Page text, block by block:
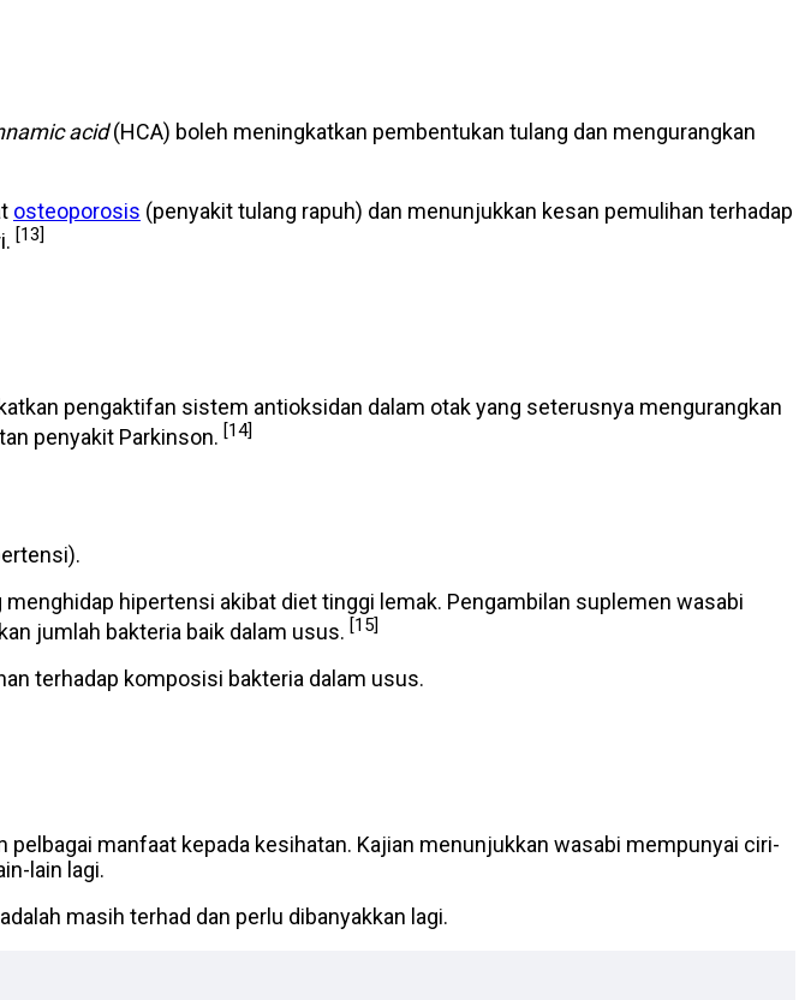
acid(HCA) boleh meningkatkan pembentukan tulang dan mengurangkan
osteoporosis (penyakit tulang rapuh) dan menunjukkan kesan pemulihan terhadap
[13]
pengaktifan sistem antioksidan dalam otak yang seterusnya mengurangkan
penyakit Parkinson. [14]
hipertensi akibat diet tinggi lemak. Pengambilan suplemen wasabi
jumlah bakteria baik dalam usus. [15]
terhadap komposisi bakteria dalam usus.
manfaat kepada kesihatan. Kajian menunjukkan wasabi mempunyai ciri-
lain lagi.
masih terhad dan perlu dibanyakkan lagi.